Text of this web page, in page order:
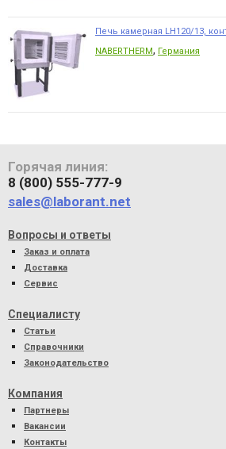
Печь камерная LH120/13,
NABERTHERM, Германия
Горячая линия:
8 (800) 555-777-9
sales@laborant.net
Вопросы и ответы
Заказ и оплата
Доставка
Сервис
Специалисту
Статьи
Справочники
Законодательство
Компания
Партнеры
Вакансии
Контакты